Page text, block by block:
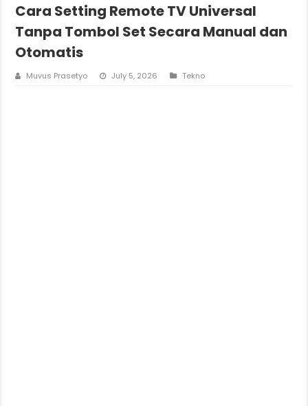
Cara Setting Remote TV Universal
Tanpa Tombol Set Secara Manual dan
Otomatis
Muvus Prasetyo July 5, 2026 Tekno